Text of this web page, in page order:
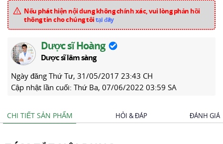
Nếu phát hiện nội dung không chính xác, vui lòng phản hồi
thông tin cho chúng tôitại đây
Dược sĩ Hoàng
Dược sĩ lâm sàng
Ngày đăng Thứ Tư, 31/05/2017 23:43 CH
Cập nhật lần cuối: Thứ Ba, 07/06/2022 03:59 SA
CHI TIẾT SẢN PHẨM HỎI & ĐÁP ĐÁNH GIÁ